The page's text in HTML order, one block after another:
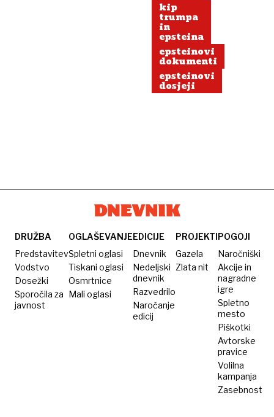
kip
trumpa
in
epsteina
epsteinovi
dokumenti
epsteinovi
dosjeji
DRUŽBA
Predstavitev
Vodstvo
Dosežki
Sporočila za
javnost
OGLAŠEVANJE
Spletni oglasi
Tiskani oglasi
Osmrtnice
Mali oglasi
EDICIJE
Dnevnik
Nedeljski
dnevnik
Razvedrilo
Naročanje
edicij
PROJEKTI
Gazela
Zlata nit
POGOJI
Naročniški
Akcije in
nagradne
igre
Spletno
mesto
Piškotki
Avtorske
pravice
Volilna
kampanja
Zasebnost